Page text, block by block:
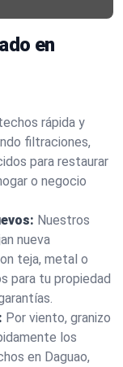
en
rápida y
filtraciones,
para restaurar
o negocio
Nuestros
nueva
teja, metal o
para tu propiedad
Por viento, granizo
los
en Daguao,